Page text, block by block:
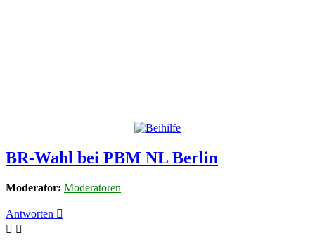
BR-Wahl bei PBM NL Berlin
Moderator: Moderatoren
Antworten